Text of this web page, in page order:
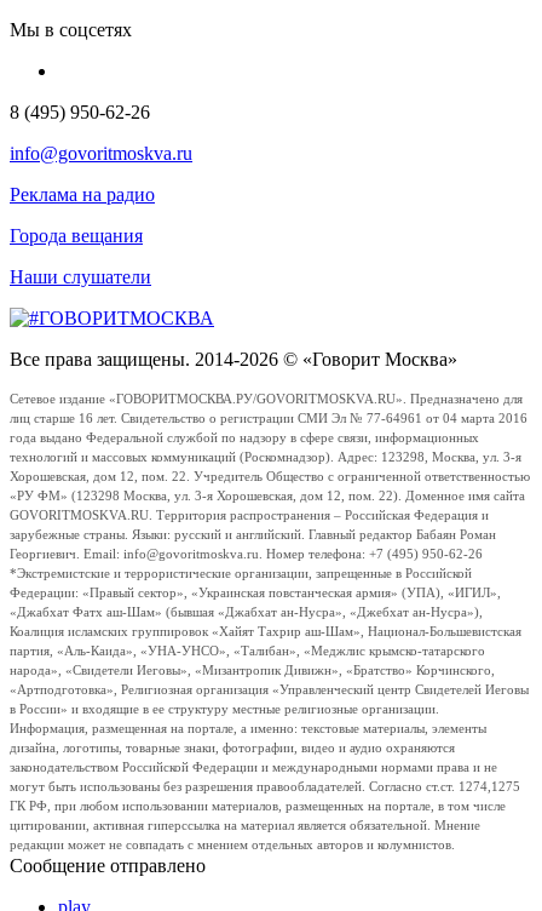
Мы в соцсетях
8 (495) 950-62-26
info@govoritmoskva.ru
Реклама на радио
Города вещания
Наши слушатели
Все права защищены. 2014-2026 © «Говорит Москва»
Сетевое издание «ГОВОРИТМОСКВА.РУ/GOVORITMOSKVA.RU». Предназначено для
лиц старше 16 лет. Свидетельство о регистрации СМИ Эл № 77-64961 от 04 марта 2016
года выдано Федеральной службой по надзору в сфере связи, информационных
технологий и массовых коммуникаций (Роскомнадзор). Адрес: 123298, Москва, ул. 3-я
Хорошевская, дом 12, пом. 22. Учредитель Общество с ограниченной ответственностью
«РУ ФМ» (123298 Москва, ул. 3-я Хорошевская, дом 12, пом. 22). Доменное имя сайта
GOVORITMOSKVA.RU. Территория распространения – Российская Федерация и
зарубежные страны. Языки: русский и английский. Главный редактор Бабаян Роман
Георгиевич. Email: info@govoritmoskva.ru. Номер телефона: +7 (495) 950-62-26
*Экстремистские и террористические организации, запрещенные в Российской
Федерации: «Правый сектор», «Украинская повстанческая армия» (УПА), «ИГИЛ»,
«Джабхат Фатх аш-Шам» (бывшая «Джабхат ан-Нусра», «Джебхат ан-Нусра»),
Коалиция исламских группировок «Хайят Тахрир аш-Шам», Национал-Большевистская
партия, «Аль-Каида», «УНА-УНСО», «Талибан», «Меджлис крымско-татарского
народа», «Свидетели Иеговы», «Мизантропик Дивижн», «Братство» Корчинского,
«Артподготовка», Религиозная организация «Управленческий центр Свидетелей Иеговы
в России» и входящие в ее структуру местные религиозные организации.
Информация, размещенная на портале, а именно: текстовые материалы, элементы
дизайна, логотипы, товарные знаки, фотографии, видео и аудио охраняются
законодательством Российской Федерации и международными нормами права и не
могут быть использованы без разрешения правообладателей. Согласно ст.ст. 1274,1275
ГК РФ, при любом использовании материалов, размещенных на портале, в том числе
цитировании, активная гиперссылка на материал является обязательной. Мнение
редакции может не совпадать с мнением отдельных авторов и колумнистов.
Сообщение отправлено
play